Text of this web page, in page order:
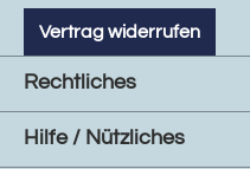
Vertrag widerrufen
Rechtliches
Hilfe / Nützliches